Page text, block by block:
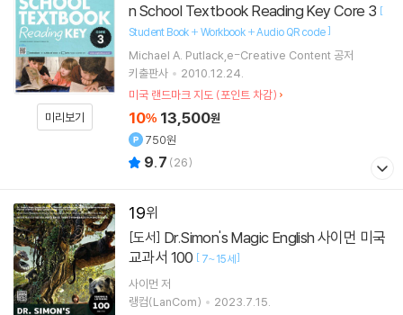
미리보기
n School Textbook Reading Key Core 3 [
Student Book + Workbook + Audio QR code]
Michael A. Putlack,e-Creative Content 공저
키출판사
2010.12.24.
미국 랜드마크 지도 (포인트 차감)
10% 13,500원
750원
9.7 (26)
19
[도서]
교과서 100 [ 7~15세 ]
사이먼 저
랭컴(LanCom)
2023.7.15.